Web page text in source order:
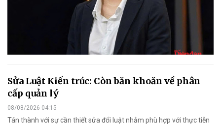
Sửa Luật Kiến trúc: Còn băn khoăn về phân
cấp quản lý
08/08/2026 04:15
Tán thành với sự cần thiết sửa đổi luật nhằm phù hợp với thực tiễn